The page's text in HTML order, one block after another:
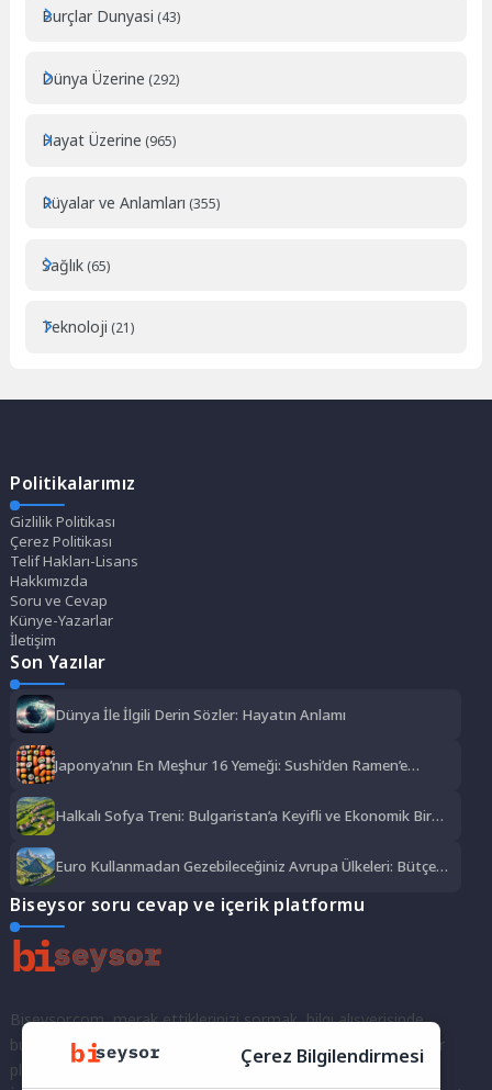
Burçlar Dunyasi (43)
Dünya Üzerine (292)
Hayat Üzerine (965)
Rüyalar ve Anlamları (355)
Sağlık (65)
Teknoloji (21)
Politikalarımız
Gizlilik Politikası
Çerez Politikası
Telif Hakları-Lisans
Hakkımızda
Soru ve Cevap
Künye-Yazarlar
İletişim
Son Yazılar
Dünya İle İlgili Derin Sözler: Hayatın Anlamı
Japonya’nın En Meşhur 16 Yemeği: Sushi’den Ramen’e
Halkalı Sofya Treni: Bulgaristan’a Keyifli ve Ekonomik Bir
Euro Kullanmadan Gezebileceğiniz Avrupa Ülkeleri: Bütçe
Biseysor soru cevap ve içerik platformu
Biseysor.com, merak ettiklerinizi sormak, bilgi alışverişinde
bulunmak ve fikirlerinizi paylaşmak için bir araya geldiğimiz bir
platformdur.
Çerez Bilgilendirmesi